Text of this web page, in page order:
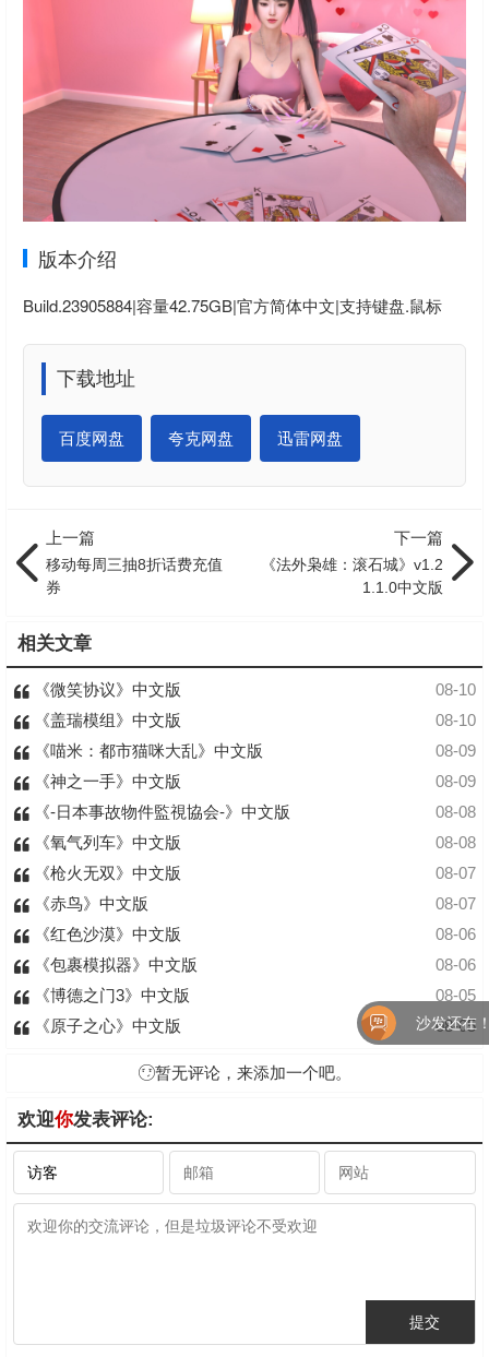
版本介绍
Build.23905884|容量42.75GB|官方简体中文|支持键盘.鼠标
下载地址
百度网盘 夸克网盘 迅雷网盘
上一篇
移动每周三抽8折话费充值
券
下一篇
《法外枭雄：滚石城》v1.2
1.1.0中文版
相关文章
08-10
《微笑协议》中文版
08-10
《盖瑞模组》中文版
08-09
《喵米：都市猫咪大乱》中文版
08-09
《神之一手》中文版
08-08
《-日本事故物件監視協会-》中文版
08-08
《氧气列车》中文版
08-07
《枪火无双》中文版
08-07
《赤鸟》中文版
08-06
《红色沙漠》中文版
08-06
《包裹模拟器》中文版
08-05
《博德之门3》中文版
08-05
《原子之心》中文版
暂无评论，来添加一个吧。
欢迎你发表评论:
沙发还在！快来